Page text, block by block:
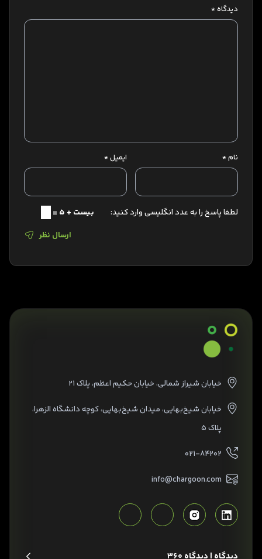
دیدگاه*
نام* ایمیل*
لطفا پاسخ را به عدد انگلیسی وارد کنید:
بیست + 5 =
ارسال نظر
خیابان شیراز شمالی، خیابان حکیم اعظم، پلاک ۲۱
خیابان شیخ‌بهایی، میدان شیخ‌بهایی، کوچه دانشگاه الزهرا،
پلاک ۵
۰۲۱-۸۴۲۰۲
info@chargoon.com